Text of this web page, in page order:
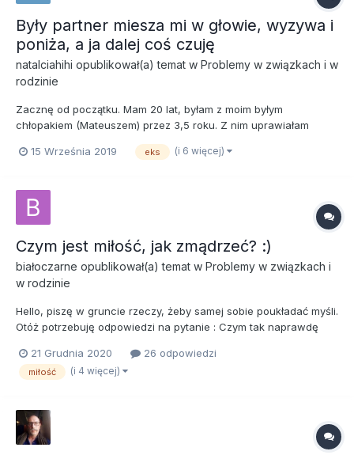
Były partner miesza mi w głowie, wyzywa i
poniża, a ja dalej coś czuję
natalciahihi opublikował(a) temat w Problemy w związkach i w
rodzinie
Zacznę od początku. Mam 20 lat, byłam z moim byłym
chłopakiem (Mateuszem) przez 3,5 roku. Z nim uprawiałam
umieliśmy być razem szczęśliwi mimo wszystkich naszych wad i
temu po tym...
15 Września 2019 eks (i 6 więcej)
Czym jest miłość, jak zmądrzeć? :)
białoczarne opublikował(a) temat w Problemy w związkach i
w rodzinie
Hello, piszę w gruncie rzeczy, żeby samej sobie poukładać myśli.
Otóż potrzebuję odpowiedzi na pytanie : Czym tak naprawdę
studiująca, satysfakcjonująca praca, przytulny wynajem, pasja.
Jestem chodzącym uśmiech...
21 Grudnia 2020 26 odpowiedzi
miłość (i 4 więcej)